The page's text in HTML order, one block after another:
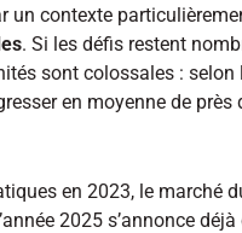
un contexte
. Si les défis restent
sont colossales : selon
en moyenne de près
en 2023, le marché
2025 s’annonce